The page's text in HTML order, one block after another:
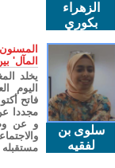
الزهراء
بكوري
سلوى بن
لفقيه
المآل'
يخلد
اليوم
فاتح
مجددا
و عن
مستقبله